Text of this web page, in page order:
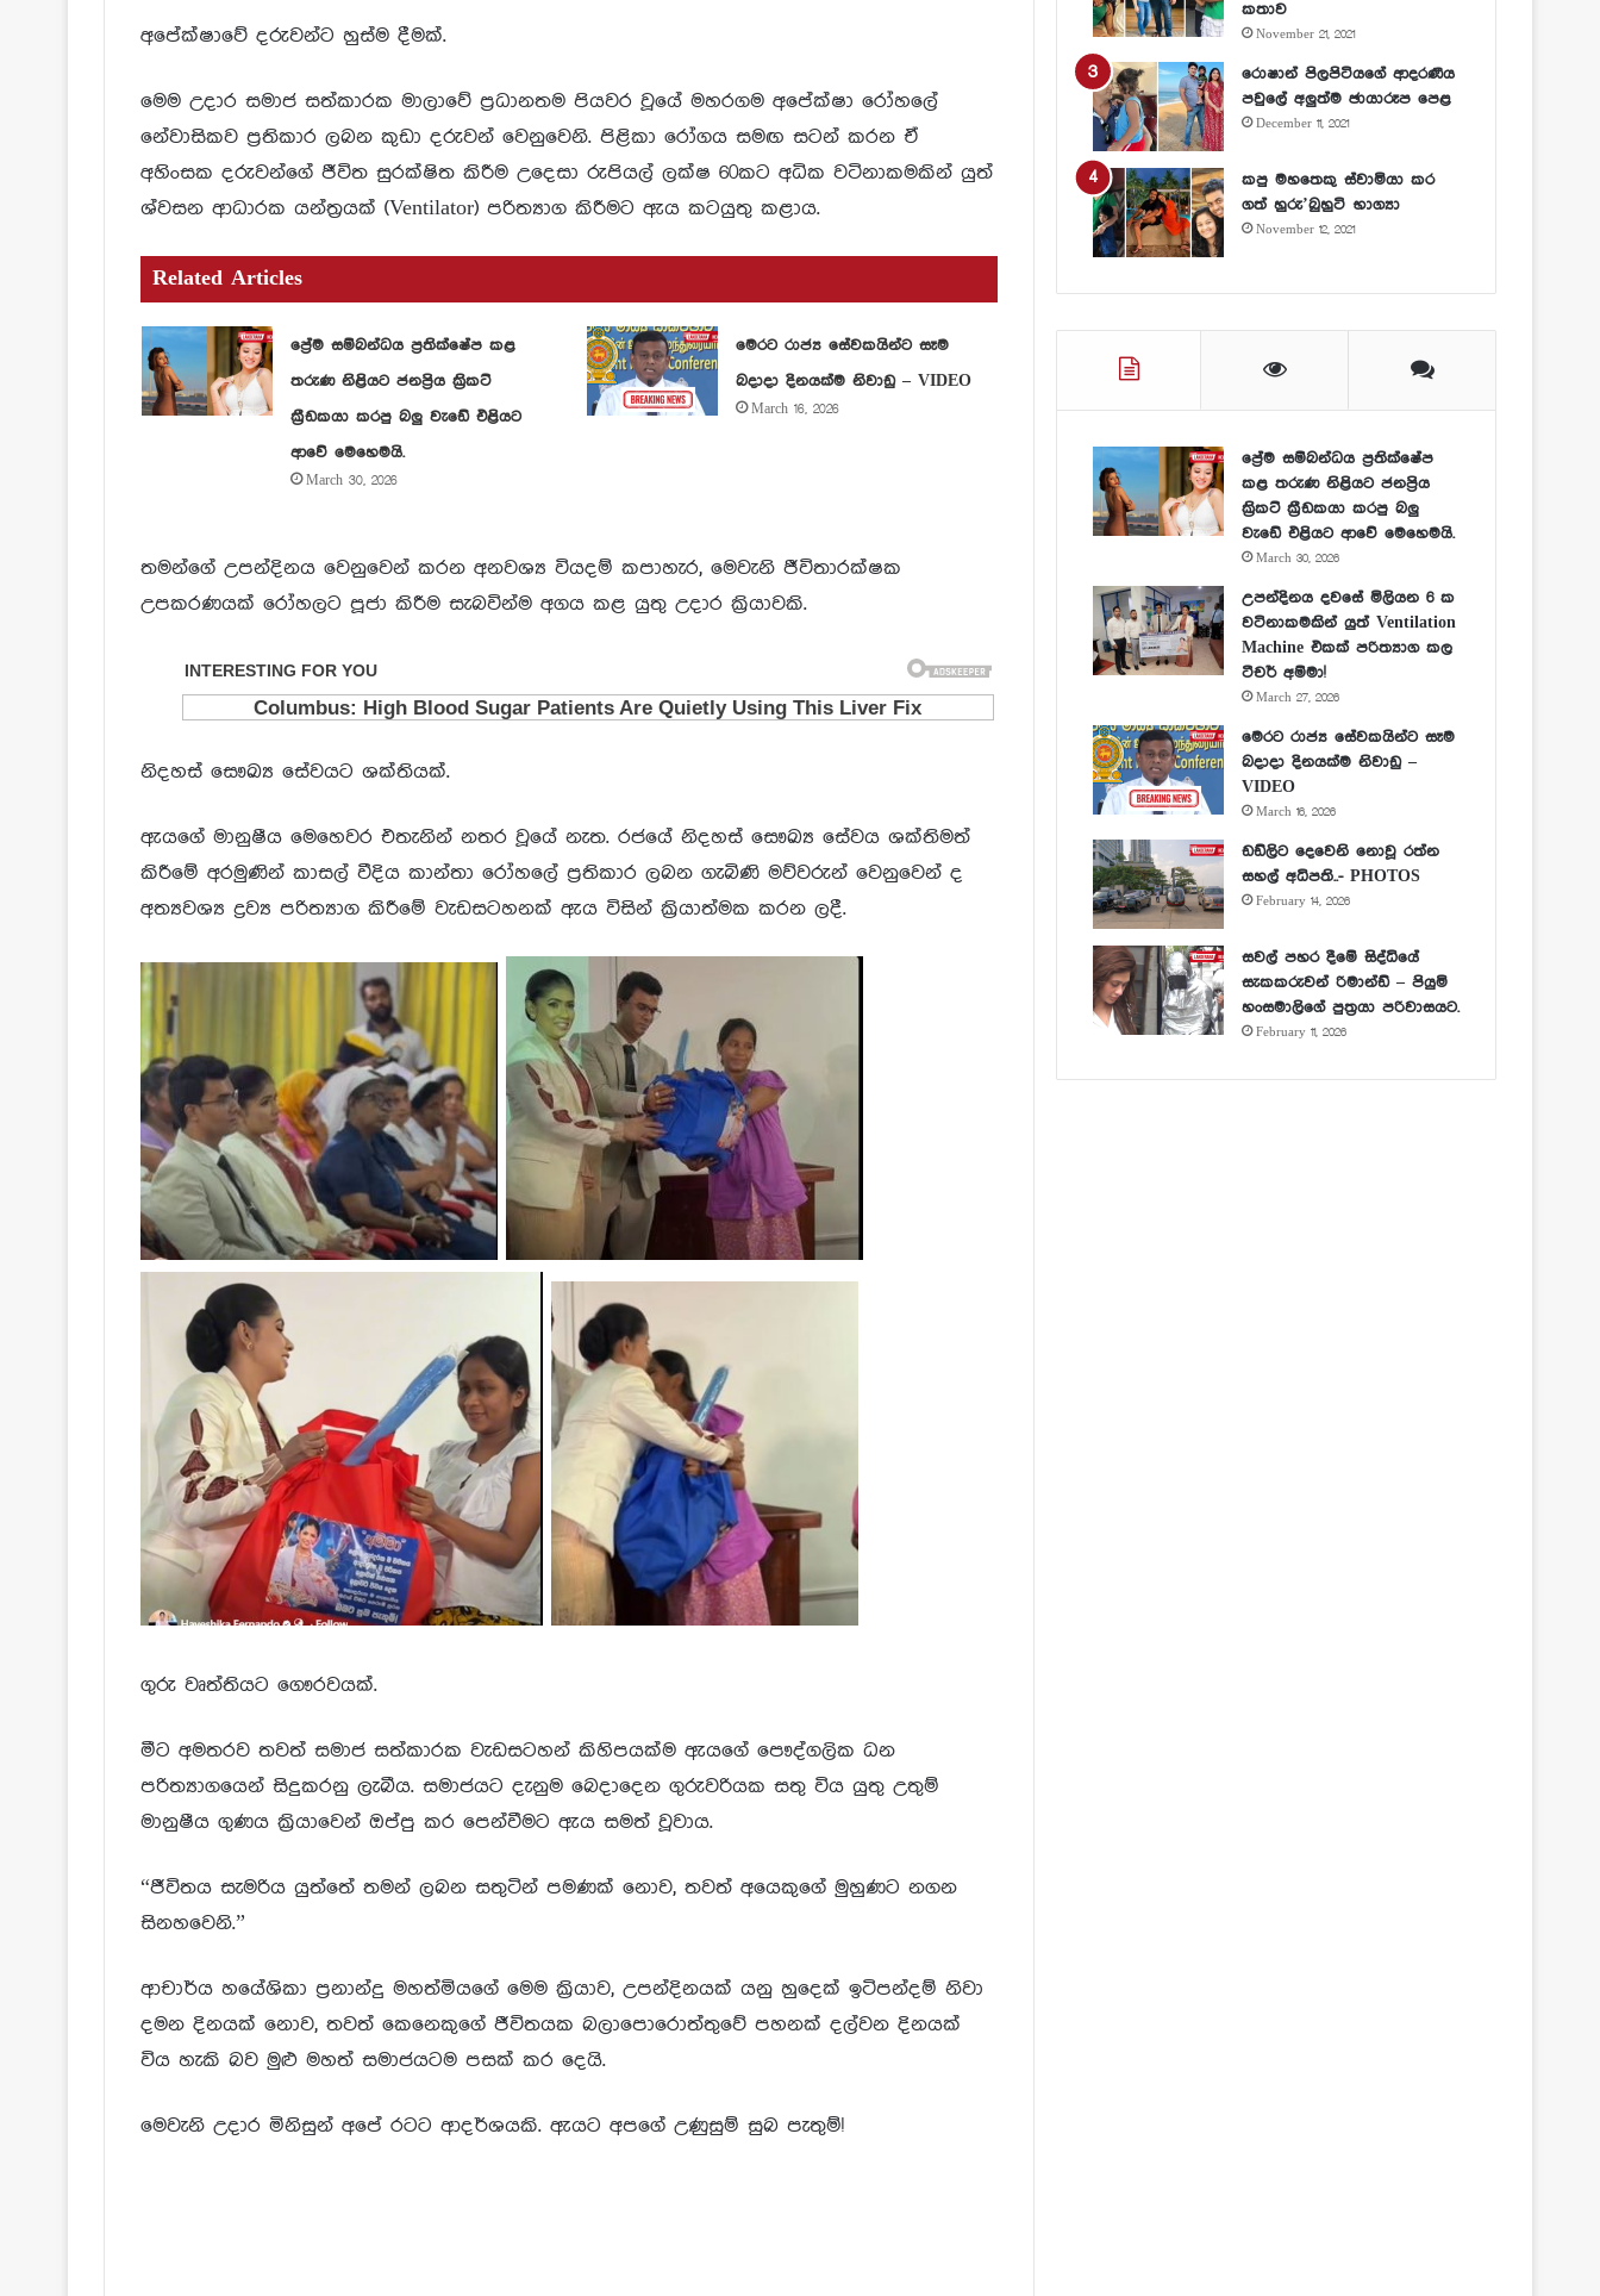
අපේක්ෂාවේ දරුවන්ට හුස්ම දීමක්.
මෙම උදාර සමාජ සත්කාරක මාලාවේ ප්‍රධානතම පියවර වූයේ මහරගම අපේක්ෂා රෝහලේ
නේවාසිකව ප්‍රතිකාර ලබන කුඩා දරුවන් වෙනුවෙනි. පිළිකා රෝගය සමඟ සටන් කරන ඒ
අහිංසක දරුවන්ගේ ජීවිත සුරක්ෂිත කිරීම උදෙසා රුපියල් ලක්ෂ 60කට අධික වටිනාකමකින් යුත්
ශ්වසන ආධාරක යන්ත්‍රයක් (Ventilator) පරිත්‍යාග කිරීමට ඇය කටයුතු කළාය.
Related Articles
ප්‍රේම සම්බන්ධය ප්‍රතික්ෂේප කළ
තරුණ නිළියට ජනප්‍රිය ක්‍රිකට්
ක්‍රීඩකයා කරපු බලු වැඩේ එළියට
ආවේ මෙහෙමයි.
March 30, 2026
මෙරට රාජ්‍ය සේවකයින්ට සෑම
බදාදා දිනයක්ම නිවාඩු – VIDEO
March 16, 2026
තමන්ගේ උපන්දිනය වෙනුවෙන් කරන අනවශ්‍ය වියදම් කපාහැර, මෙවැනි ජීවිතාරක්ෂක
උපකරණයක් රෝහලට පූජා කිරීම සැබවින්ම අගය කළ යුතු උදාර ක්‍රියාවකි.
නිදහස් සෞඛ්‍ය සේවයට ශක්තියක්.
ඇයගේ මානුෂීය මෙහෙවර එතැනින් නතර වූයේ නැත. රජයේ නිදහස් සෞඛ්‍ය සේවය ශක්තිමත්
කිරීමේ අරමුණින් කාසල් වීදිය කාන්තා රෝහලේ ප්‍රතිකාර ලබන ගැබිණි මව්වරුන් වෙනුවෙන් ද
අත්‍යවශ්‍ය ද්‍රව්‍ය පරිත්‍යාග කිරීමේ වැඩසටහනක් ඇය විසින් ක්‍රියාත්මක කරන ලදී.
ගුරු වෘත්තියට ගෞරවයක්.
මීට අමතරව තවත් සමාජ සත්කාරක වැඩසටහන් කිහිපයක්ම ඇයගේ පෞද්ගලික ධන
පරිත්‍යාගයෙන් සිදුකරනු ලැබීය. සමාජයට දැනුම බෙදාදෙන ගුරුවරියක සතු විය යුතු උතුම්
මානුෂීය ගුණය ක්‍රියාවෙන් ඔප්පු කර පෙන්වීමට ඇය සමත් වූවාය.
“ජීවිතය සැමරිය යුත්තේ තමන් ලබන සතුටින් පමණක් නොව, තවත් අයෙකුගේ මුහුණට නගන
සිනහවෙනි.”
ආචාර්ය හයේශිකා ප්‍රනාන්දු මහත්මියගේ මෙම ක්‍රියාව, උපන්දිනයක් යනු හුදෙක් ඉටිපන්දම් නිවා
දමන දිනයක් නොව, තවත් කෙනෙකුගේ ජීවිතයක බලාපොරොත්තුවේ පහනක් දල්වන දිනයක්
විය හැකි බව මුළු මහත් සමාජයටම පසක් කර දෙයි.
මෙවැනි උදාර මිනිසුන් අපේ රටට ආදර්ශයකි. ඇයට අපගේ උණුසුම් සුබ පැතුම්!
කතාව
November 21, 2021
රොෂාන් පිලපිටියගේ ආදරණීය
පවුලේ අලුත්ම ඡායාරූප පෙළ
December 11, 2021
කපු මහතෙකු ස්වාමියා කර
ගත් හුරු’බුහුටි භාග්‍යා
November 12, 2021
ප්‍රේම සම්බන්ධය ප්‍රතික්ෂේප
කළ තරුණ නිළියට ජනප්‍රිය
ක්‍රිකට් ක්‍රීඩකයා කරපු බලු
වැඩේ එළියට ආවේ මෙහෙමයි.
March 30, 2026
උපන්දිනය දවසේ මිලියන 6 ක
වටිනාකමකින් යුත් Ventilation
Machine එකක් පරිත්‍යාග කල
ටීචර් අම්මා!
March 27, 2026
මෙරට රාජ්‍ය සේවකයින්ට සෑම
බදාදා දිනයක්ම නිවාඩු –
VIDEO
March 16, 2026
ඩඩ්ලිට දෙවෙනි නොවූ රත්න
සහල් අධිපති..- PHOTOS
February 14, 2026
සවල් පහර දීමේ සිද්ධියේ
සැකකරුවන් රිමාන්ඩ් – පියුමි
හංසමාලිගේ පුත්‍රයා පරිවාසයට.
February 11, 2026